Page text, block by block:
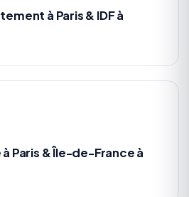
à Paris & IDF à
Paris & Île-de-France à